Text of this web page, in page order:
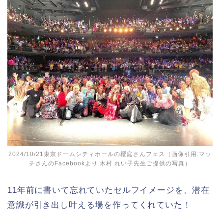
2024/10/21東京ドームシティホールの櫻庭さんフェス（画像引用:マッ
チさんのFacebookより 木村 れい子先生ご提供の写真）
11年前に書いて忘れていたセルフイメージを、潜在
意識が引き出し叶える場を作ってくれていた！